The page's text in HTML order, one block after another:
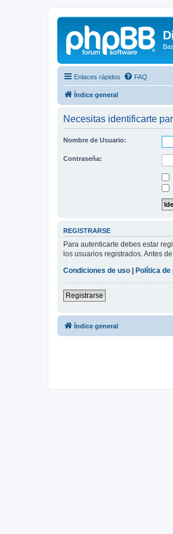
Enlaces rápidos FAQ
Índice general
Necesitas identificarte
Nombre de Usuario:
Contraseña:
REGISTRARSE
Para autenticarte debes estar
los usuarios registrados. Antes
Condiciones de uso
Política de
Registrarse
Índice general